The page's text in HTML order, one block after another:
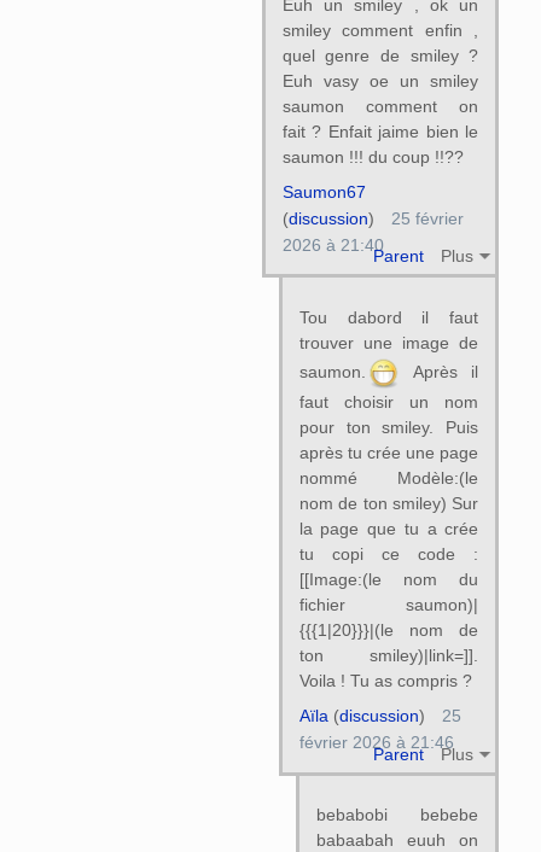
Euh un smiley , ok un
smiley comment enfin ,
quel genre de smiley ?
Euh vasy oe un smiley
saumon comment on
fait ? Enfait jaime bien le
saumon !!! du coup !!??
Parent Plus
Saumon67
(discussion)
25 février
2026 à 21:40
Tou dabord il faut
trouver une image de
saumon.
Après il
faut choisir un nom
pour ton smiley. Puis
après tu crée une page
nommé Modèle:(le
nom de ton smiley) Sur
la page que tu a crée
tu copi ce code :
[[Image:(le nom du
fichier saumon)|
{{{1|20}}}|(le nom de
ton smiley)|link=]].
Voila ! Tu as compris ?
Parent Plus
Aïla (discussion)
25
février 2026 à 21:46
bebabobi bebebe
babaabah euuh on